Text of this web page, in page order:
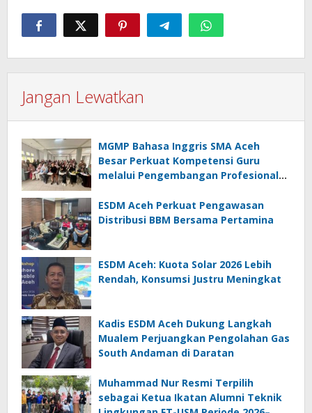
Jangan Lewatkan
MGMP Bahasa Inggris SMA Aceh
Besar Perkuat Kompetensi Guru
melalui Pengembangan Profesional
ESDM Aceh Perkuat Pengawasan
Distribusi BBM Bersama Pertamina
ESDM Aceh: Kuota Solar 2026 Lebih
Rendah, Konsumsi Justru Meningkat
Kadis ESDM Aceh Dukung Langkah
Mualem Perjuangkan Pengolahan Gas
South Andaman di Daratan
Muhammad Nur Resmi Terpilih
sebagai Ketua Ikatan Alumni Teknik